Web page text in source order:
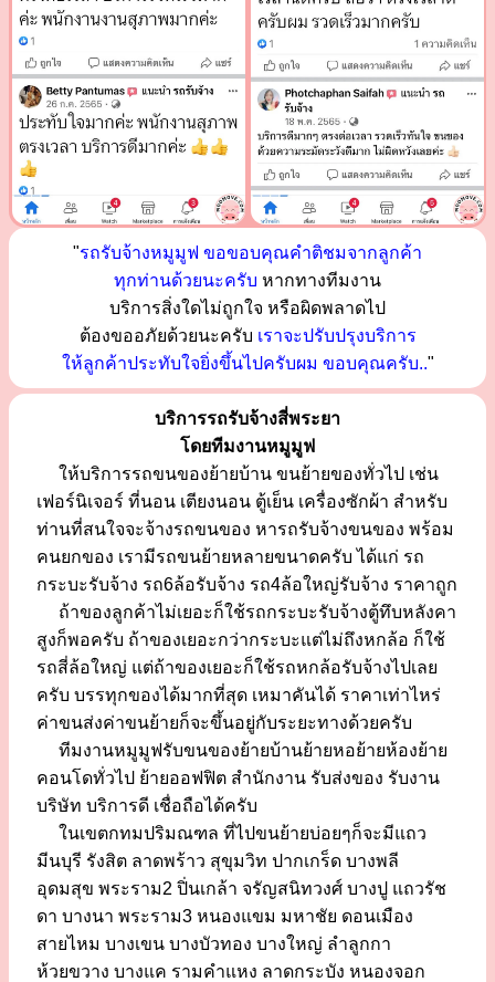
"รถรับจ้างหมูมูฟ ขอขอบคุณคำติชมจากลูกค้า
ทุกท่านด้วยนะครับ หากทางทีมงาน
บริการสิ่งใดไม่ถูกใจ หรือผิดพลาดไป
ต้องขออภัยด้วยนะครับ เราจะปรับปรุงบริการ
ให้ลูกค้าประทับใจยิ่งขึ้นไปครับผม ขอบคุณครับ.."
บริการรถรับจ้างสี่พระยา
โดยทีมงานหมูมูฟ
ให้บริการรถขนของย้ายบ้าน ขนย้ายของทั่วไป เช่น
เฟอร์นิเจอร์ ที่นอน เตียงนอน ตู้เย็น เครื่องซักผ้า สำหรับ
ท่านที่สนใจจะจ้างรถขนของ หารถรับจ้างขนของ พร้อม
คนยกของ เรามีรถขนย้ายหลายขนาดครับ ได้แก่ รถ
กระบะรับจ้าง รถ6ล้อรับจ้าง รถ4ล้อใหญ่รับจ้าง ราคาถูก
ถ้าของลูกค้าไม่เยอะก็ใช้รถกระบะรับจ้างตู้ทึบหลังคา
สูงก็พอครับ ถ้าของเยอะกว่ากระบะแต่ไม่ถึงหกล้อ ก็ใช้
รถสี่ล้อใหญ่ แต่ถ้าของเยอะก็ใช้รถหกล้อรับจ้างไปเลย
ครับ บรรทุกของได้มากที่สุด เหมาคันได้ ราคาเท่าไหร่
ค่าขนส่งค่าขนย้ายก็จะขึ้นอยู่กับระยะทางด้วยครับ
ทีมงานหมูมูฟรับขนของย้ายบ้านย้ายหอย้ายห้องย้าย
คอนโดทั่วไป ย้ายออฟฟิต สำนักงาน รับส่งของ รับงาน
บริษัท บริการดี เชื่อถือได้ครับ
ในเขตกทมปริมณฑล ที่ไปขนย้ายบ่อยๆก็จะมีแถว
มีนบุรี รังสิต ลาดพร้าว สุขุมวิท ปากเกร็ด บางพลี
อุดมสุข พระราม2 ปิ่นเกล้า จรัญสนิทวงศ์ บางปู แถวรัช
ดา บางนา พระราม3 หนองแขม มหาชัย ดอนเมือง
สายไหม บางเขน บางบัวทอง บางใหญ่ ลำลูกกา
ห้วยขวาง บางแค รามคำแหง ลาดกระบัง หนองจอก